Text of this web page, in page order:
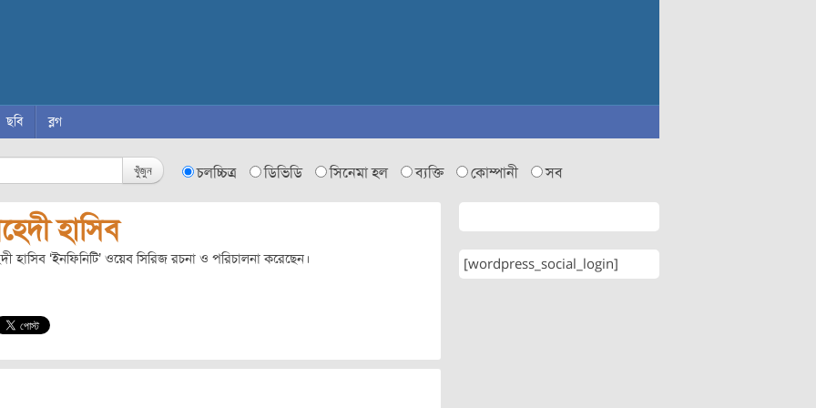
ছবি ব্লগ
খুঁজুন চলচ্চিত্র ডিভিডি সিনেমা হল ব্যক্তি কোম্পানী সব
হাসিব
হাসিব ‘ইনফিনিটি’ ওয়েব সিরিজ রচনা ও পরিচালনা করেছেন। [wordpress_social_login]